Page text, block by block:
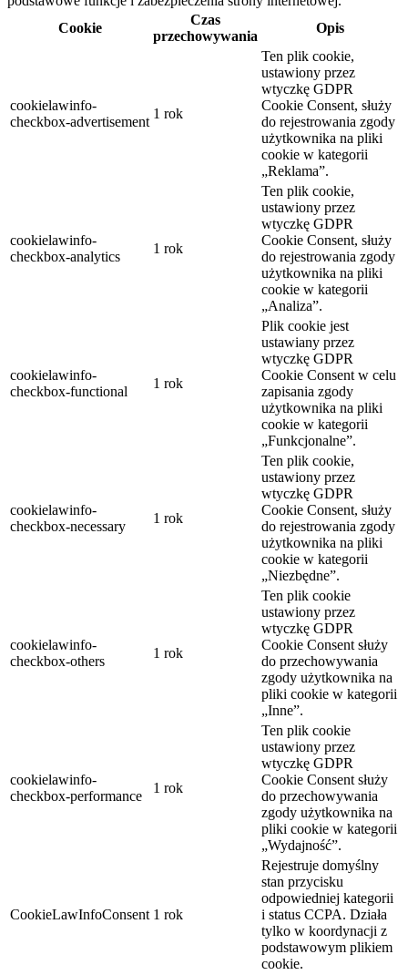
Cookie
Czas
przechowywania
Opis
cookielawinfo-
checkbox-advertisement
1 rok
Ten plik cookie,
ustawiony przez
wtyczkę GDPR
Cookie Consent, służy
do rejestrowania zgody
użytkownika na pliki
cookie w kategorii
„Reklama”.
cookielawinfo-
checkbox-analytics
1 rok
Ten plik cookie,
ustawiony przez
wtyczkę GDPR
Cookie Consent, służy
do rejestrowania zgody
użytkownika na pliki
cookie w kategorii
„Analiza”.
cookielawinfo-
checkbox-functional
1 rok
Plik cookie jest
ustawiany przez
wtyczkę GDPR
Cookie Consent w celu
zapisania zgody
użytkownika na pliki
cookie w kategorii
„Funkcjonalne”.
cookielawinfo-
checkbox-necessary
1 rok
Ten plik cookie,
ustawiony przez
wtyczkę GDPR
Cookie Consent, służy
do rejestrowania zgody
użytkownika na pliki
cookie w kategorii
„Niezbędne”.
cookielawinfo-
checkbox-others
1 rok
Ten plik cookie
ustawiony przez
wtyczkę GDPR
Cookie Consent służy
do przechowywania
zgody użytkownika na
pliki cookie w kategorii
„Inne”.
cookielawinfo-
checkbox-performance
1 rok
Ten plik cookie
ustawiony przez
wtyczkę GDPR
Cookie Consent służy
do przechowywania
zgody użytkownika na
pliki cookie w kategorii
„Wydajność”.
CookieLawInfoConsent 1 rok
Rejestruje domyślny
stan przycisku
odpowiedniej kategorii
i status CCPA. Działa
tylko w koordynacji z
podstawowym plikiem
cookie.